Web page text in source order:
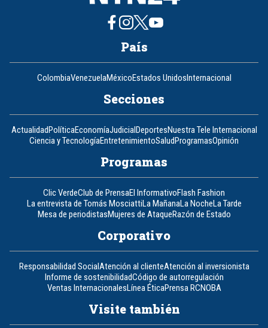
País
ColombiaVenezuelaMéxicoEstados UnidosInternacional
Secciones
ActualidadPolíticaEconomíaJudicialDeportesNuestra Tele Internacional
Ciencia y TecnologíaEntretenimientoSaludProgramasOpinión
Programas
Clic VerdeClub de PrensaEl InformativoFlash Fashion
La entrevista de Tomás MosciattiLa MañanaLa NocheLa Tarde
Mesa de periodistasMujeres de AtaqueRazón de Estado
Corporativo
Responsabilidad SocialAtención al clienteAtención al inversionista
Informe de sostenibilidadCódigo de autorregulación
Ventas InternacionalesLínea ÉticaPrensa RCNOBA
Visite también